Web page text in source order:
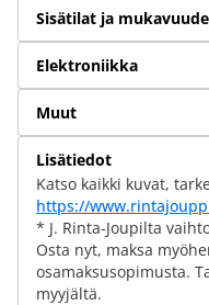
Sisätilat ja
Elektroniikka
Muut
Lisätiedot
Katso kaikki kuvat,
https://
* J. Rinta-Joupilta
Osta nyt, maksa
osamaksusopimusta.
myyjältä.